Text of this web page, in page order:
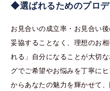
◆選ばれるためのプロデ
お見合いの成立率・お見合い
妥協することなく、理想のお
れる」自分になることが大切
グでご希望やお悩みを丁寧に
からあなたの魅力を輝かせて